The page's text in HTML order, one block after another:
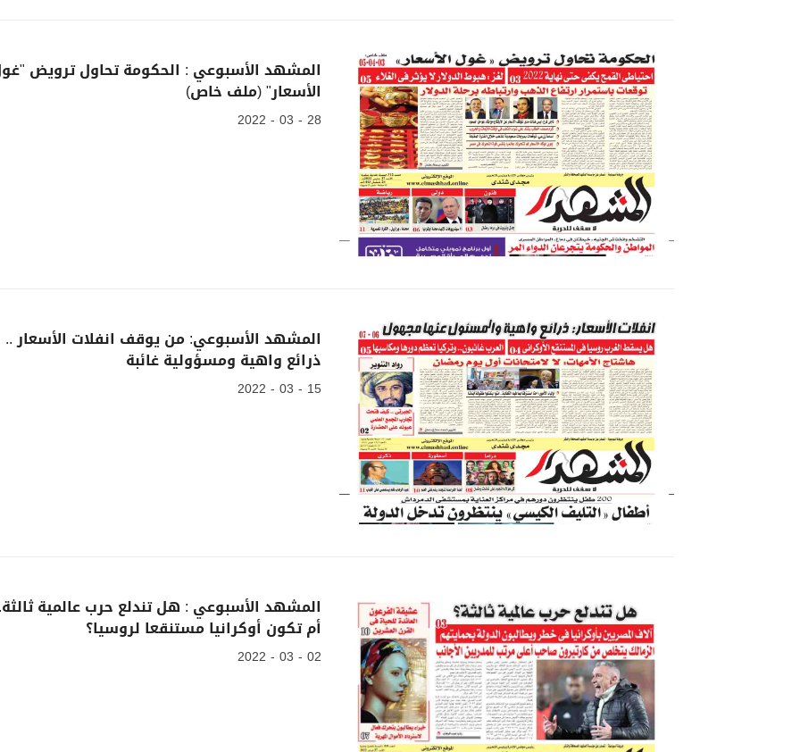
المشهد الأسبوعي : الحكومة تحاول ترويض
الأسعار" (ملف خاص)
28 - 03 - 2022
المشهد الأسبوعي: من يوقف انفلات الأسعار ..
ذرائع واهية ومسؤولية غائبة
15 - 03 - 2022
المشهد الأسبوعي : هل تندلع حرب عالمية
أم تكون أوكرانيا مستنقعا لروسيا؟
02 - 03 - 2022